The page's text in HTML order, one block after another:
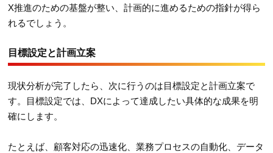
X推進のための基盤が整い、計画的に進めるための指針が得ら
れるでしょう。
目標設定と計画立案
現状分析が完了したら、次に行うのは目標設定と計画立案で
す。目標設定では、DXによって達成したい具体的な成果を明
確にします。
たとえば、顧客対応の迅速化、業務プロセスの自動化、データ